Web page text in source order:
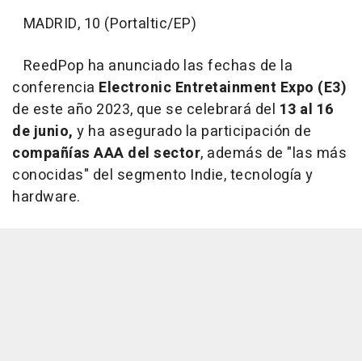
MADRID, 10 (Portaltic/EP)
ReedPop ha anunciado las fechas de la
conferencia Electronic Entretainment Expo (E3)
de este año 2023, que se celebrará del 13 al 16
de junio, y ha asegurado la participación de
compañías AAA del sector, además de "las más
conocidas" del segmento Indie, tecnología y
hardware.